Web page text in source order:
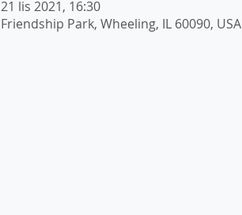
21 lis 2021, 16:30
Friendship Park, Wheeling, IL 60090, USA